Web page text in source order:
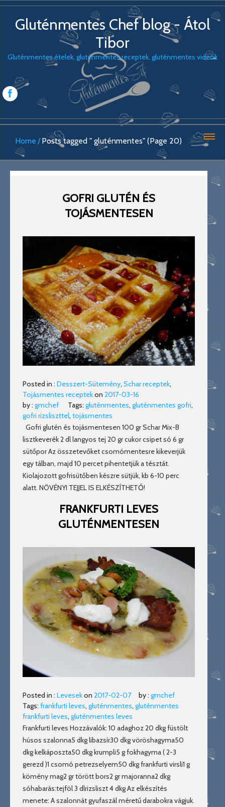
Gluténmentes Chef blog - Átol
Tibor
Gluténmentes ételek, gluténmentes receptek, gluténmentes videók
Home Posts tagged " gluténmentes" (Page 20)
GOFRI GLUTÉN ÉS
TOJÁSMENTESEN
Posted in : Desszert-Sütemény, Schar receptek,
Tojásmentes receptekon 2017-03-16
by : gmchef Tags: gluténmentes, gluténmentes gofri,
gofri rizsliszttel, tojásmentes
Gofri glutén és tojásmentesen 100 gr Schar Mix-B
lisztkeverék 2 dl langyos tej 20 gr cukor csipet só 6 gr
sütőpor Az összetevőket csomómentesre kikeverjük
egy tálban, majd 10 percet pihentetjük a tésztát.
Kiolajozott gofrisütőben készre sütjük, kb 6-10 perc
alatt. NÖVÉNYI TEJJEL IS ELKÉSZÍTHETŐ!
FRANKFURTI LEVES
GLUTÉNMENTESEN
Posted in : Levesekon 2017-02-07 by : gmchef
Tags: frankfurti leves, gluténmentes, gluténmentes
frankfurti leves, gluténmentes leves
Frankfurti leves Hozzávalók: 10 adaghoz 20 dkg füstölt
húsos szalonna5 dkg libazsír30 dkg vöröshagyma50
dkg kelkáposzta50 dkg krumpli5 g fokhagyma ( 2-3
gerezd )1 csomó petrezselyem50 dkg frankfurti virsli1 g
kömény mag2 gr törött bors2 gr majoranna2 dkg
sóhabarás:tejföl 3 dlrizsliszt 4 dkg Az elkészítés
menete: A szalonnát gyufaszál méretű darabokra vágjuk.